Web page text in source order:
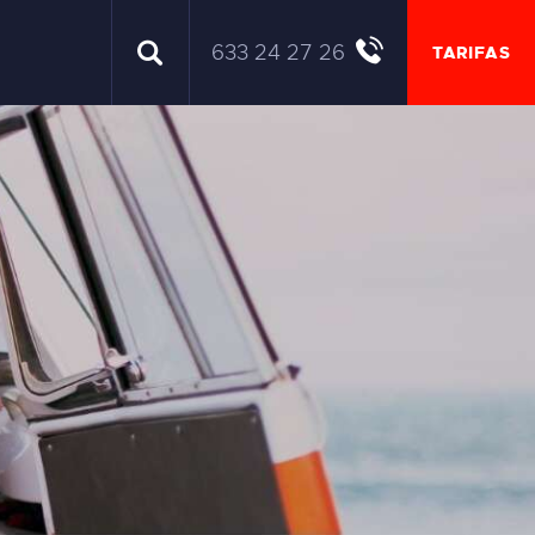
633 24 27 26 TARIFAS